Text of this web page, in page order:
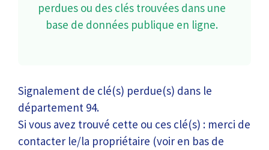
perdues ou des clés trouvées dans une
base de données publique en ligne.
Signalement de clé(s) perdue(s) dans le
département 94.
Si vous avez trouvé cette ou ces clé(s) : merci de
contacter le/la propriétaire (voir en bas de